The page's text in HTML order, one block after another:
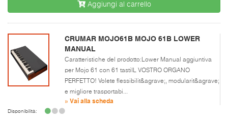
Aggiungi al carrello
CRUMAR MOJO61B MOJO 61B LOWER
MANUAL
Caratteristiche del prodotto:Lower Manual aggiuntiva
per Mojo 61 con 61 tastiIL VOSTRO ORGANO
PERFETTO! Volete flessibilit&agrave;, modularit&agrave;
e migliore trasportabi...
» Vai alla scheda
Disponibilità: